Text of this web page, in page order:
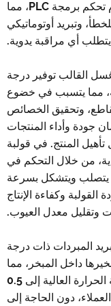
والضوضاء المنخفضة. يعتمد النظام نظام تحكم برمجة PLC، مما
وتبريد أوتوماتيكي
يتطلب أي مراقبة يدوية.
القالب توفير درجة
مما يتسبب في خضوع
وتحقيق الخصائص
جودة وأداء المنتجات
المنتج. في قولبة
من خلال التحكم في
يتصلب ويتشكل بسرعة
وكفاءة الإنتاج
وتقليل معدل العيوب.
المبردات ذات درجة
داخل المبخر، مما
يؤدي مباشرة إلى تقليل الماء ذو ​​درجة الحرارة العالية إلى 0.5
العملاء، دون الحاجة إلى